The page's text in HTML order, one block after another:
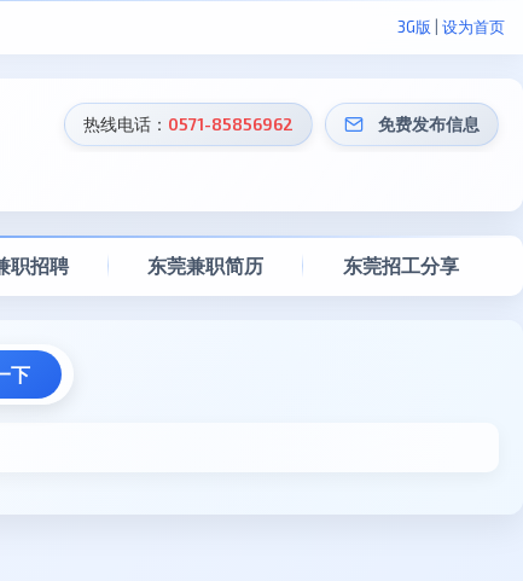
3G版 设为首页
热线电话： 0571-85856962 免费发布信息
职招聘 东莞兼职简历 东莞招工分享